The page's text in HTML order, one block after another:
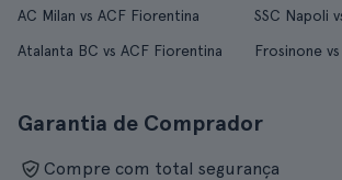
AC Milan vs ACF Fiorentina
SSC Napoli
Atalanta BC vs ACF Fiorentina
Frosinone
Garantia de Comprador
Compre com total segurança